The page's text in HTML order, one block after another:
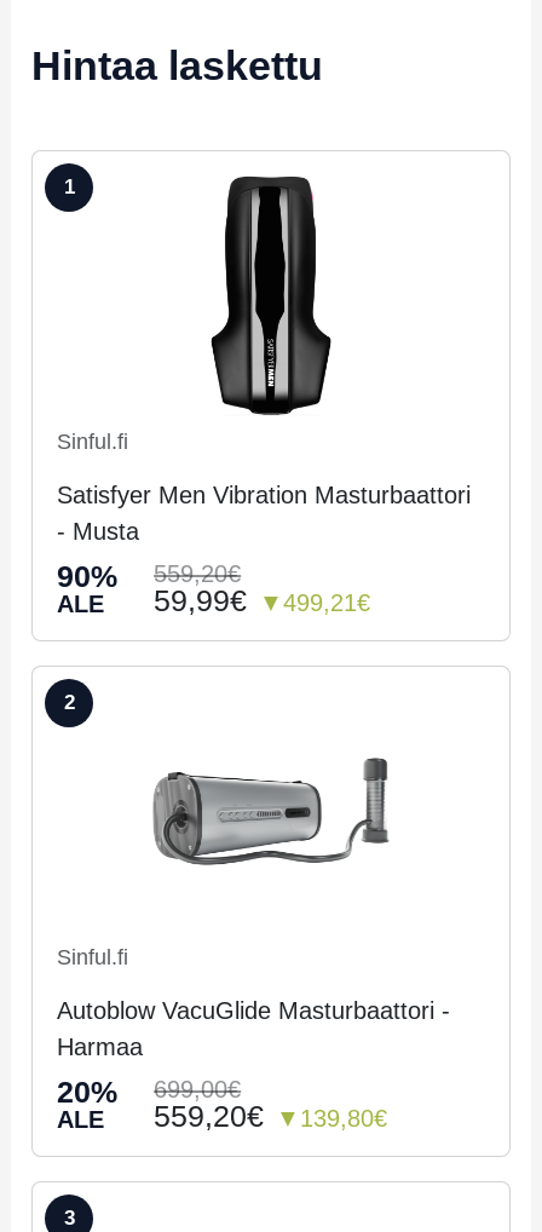
Hintaa laskettu
1
Sinful.fi
Satisfyer Men Vibration Masturbaattori
- Musta
90%
ALE
559,20€
59,99€ ▼499,21€
2
Sinful.fi
Autoblow VacuGlide Masturbaattori -
Harmaa
20%
ALE
699,00€
559,20€ ▼139,80€
3